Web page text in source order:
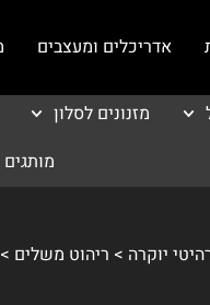
אדריכלים ומעצבים
מזנונים לסלון
מותגים
> ריהוט משלים >